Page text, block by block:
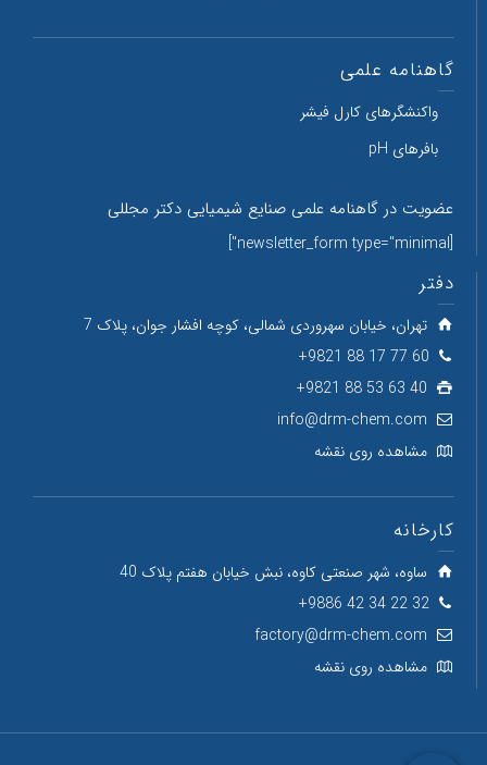
گاهنامه علمی
واکنشگرهای کارل فیشر
بافرهای pH
عضویت در گاهنامه علمی صنایع شیمیایی دکتر مجللی
[newsletter_form type="minimal"]
دفتر
تهران، خیابان سهروردی شمالی، کوچه افشار جوان، پلاک 7
60 77 17 88 9821+
40 63 53 88 9821+
info@drm-chem.com
مشاهده روی نقشه
کارخانه
ساوه، شهر صنعتی کاوه، نبش خیابان هفتم پلاک 40
32 22 34 42 9886+
factory@drm-chem.com
مشاهده روی نقشه